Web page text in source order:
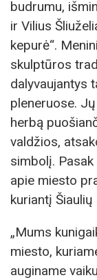
budrumu,
ir Vilius
kepurė“.
skulptūros
dalyvaujantys
pleneruose.
herbą
valdžios,
simbolį.
apie miesto
kuriantį Šiaulių
„Mums
miesto,
auginame